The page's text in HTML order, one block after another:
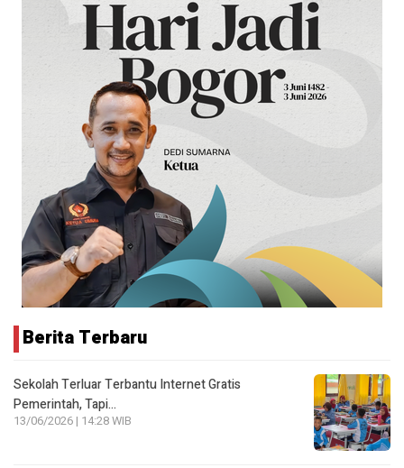
Berita Terbaru
Sekolah Terluar Terbantu Internet Gratis
Pemerintah, Tapi…
13/06/2026 | 14:28 WIB